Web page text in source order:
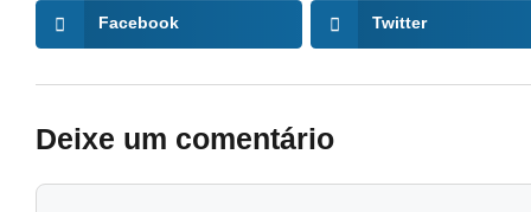
Facebook Twitter
Deixe um comentário